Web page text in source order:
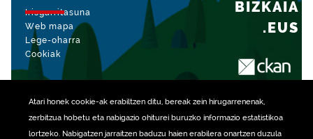
Atari honek cookie-ak erabiltzen ditu, bereak zein hirugarrenenak,
zerbitzua hobetu eta nabigazio ohiturei buruzko informazio estatistikoa
lortzeko. Nabigatzen jarraitzen baduzu haien erabilera onartzen duzula
Irisgarritasuna
Web mapa
Lege-oharra
Cookiak
BIZKAIA
.EUS